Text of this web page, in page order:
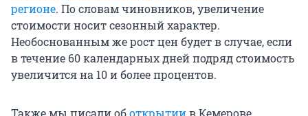
регионе. По словам чиновников, увеличение
стоимости носит сезонный характер.
Необоснованным же рост цен будет в случае, если
в течение 60 календарных дней подряд стоимость
увеличится на 10 и более процентов.
Также мы писали оботкрытиив Кемерове